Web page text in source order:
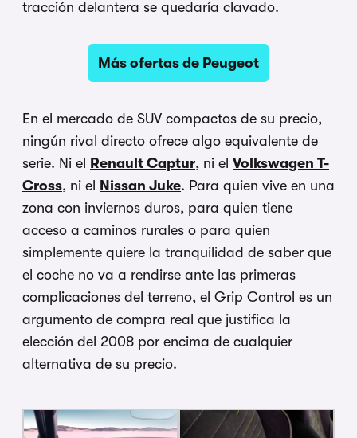
tracción delantera se quedaría clavado.
Más ofertas de Peugeot
En el mercado de SUV compactos de su precio,
ningún rival directo ofrece algo equivalente de
serie. Ni el
Renault Captur, ni el Volkswagen T-
Cross, ni el Nissan Juke. Para quien vive en una
zona con inviernos duros, para quien tiene
acceso a caminos rurales o para quien
simplemente quiere la tranquilidad de saber que
el coche no va a rendirse ante las primeras
complicaciones del terreno, el Grip Control es un
argumento de compra real que justifica la
elección del 2008 por encima de cualquier
alternativa de su precio.